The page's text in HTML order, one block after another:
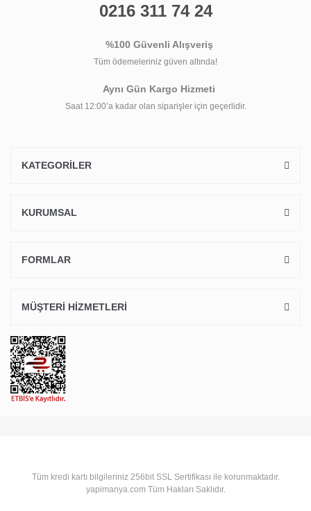
0216 311 74 24
%100 Güvenli Alışveriş
Tüm ödemeleriniz güven altında!
Aynı Gün Kargo Hizmeti
Saat 12:00’a kadar olan siparişler için geçerlidir.
KATEGORİLER
KURUMSAL
FORMLAR
MÜŞTERİ HİZMETLERİ
Tüm kredi kartı bilgileriniz 256bit SSL Sertifikası ile korunmaktadır.
yapimanya.com Tüm Hakları Saklıdır.